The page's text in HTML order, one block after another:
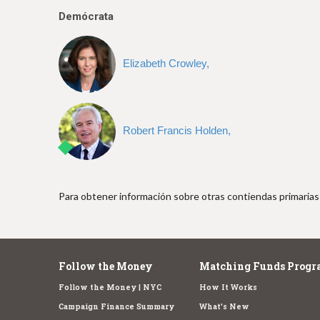
e
Demócrata
Elizabeth Crowley,
Robert Francis Holden,
Para obtener información sobre otras contiendas
Follow the Money
Follow the Money | NYC
Campaign Finance Summary
Matching Funds
How It Works
What's New